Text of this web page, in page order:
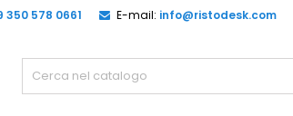
350 578 0661 E-mail: info@ristodesk.com